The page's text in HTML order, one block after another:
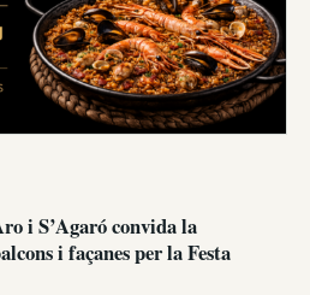
i S’Agaró convida la
i façanes per la Festa